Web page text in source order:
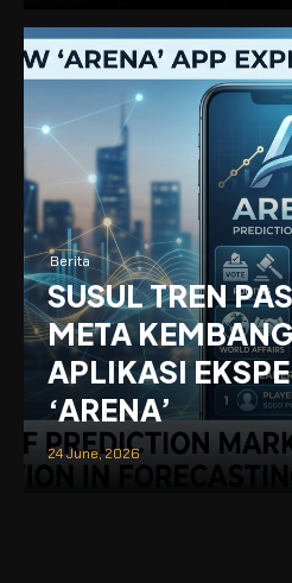
Berita
SUSUL TREN
META
APLIKASI
‘ARENA’
24 June, 2026